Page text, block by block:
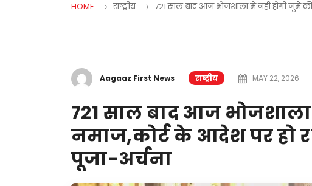
HOME राष्ट्रीय 721 साल बाद आज भोजशाला में नहीं होगी जुमे
Aagaaz First News राष्ट्रीय MAY 22, 2026
721 साल बाद आज
नमाज,कोर्ट के आदेश पर हो
पूजा-अर्चना